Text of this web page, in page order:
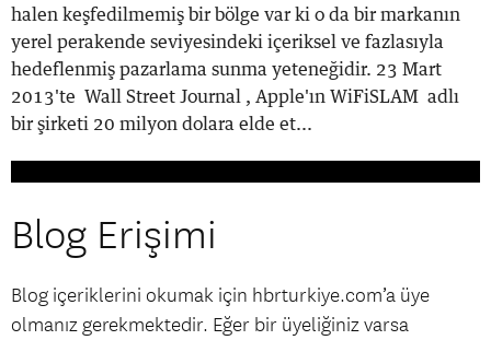
halen keşfedilmemiş bir bölge var ki o da bir markanın
yerel perakende seviyesindeki içeriksel ve fazlasıyla
hedeflenmiş pazarlama sunma yeteneğidir. 23 Mart
2013'te Wall Street Journal , Apple'ın WiFiSLAM adlı
bir şirketi 20 milyon dolara elde et...
Blog Erişimi
Blog içeriklerini okumak için hbrturkiye.com’a üye
olmanız gerekmektedir. Eğer bir üyeliğiniz varsa